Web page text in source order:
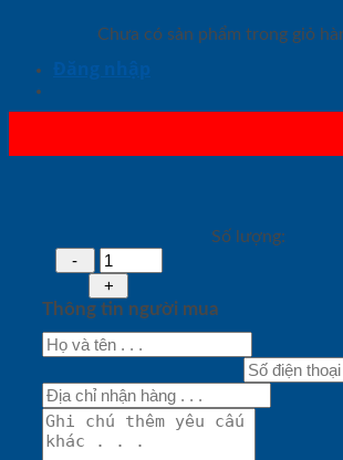
Chưa có sản phẩm trong giỏ
Đăng nhập
Số lượng:
Thông tin người mua